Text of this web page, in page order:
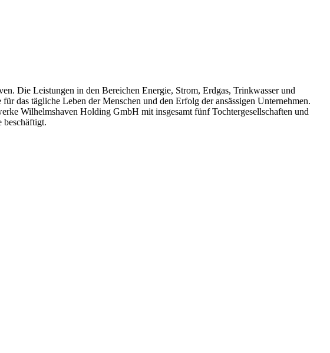
Die Leistungen in den Bereichen Energie, Strom, Erdgas, Trinkwasser und
das tägliche Leben der Menschen und den Erfolg der ansässigen Unternehmen.
Wilhelmshaven Holding GmbH mit insgesamt fünf Tochtergesellschaften und
beschäftigt.